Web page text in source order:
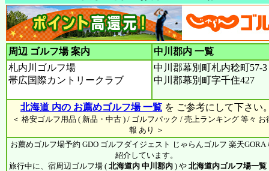
周辺 ゴルフ場 案内 中川郡内 一覧
札内川ゴルフ場
帯広国際カントリークラブ
中川郡幕別町札内稔町57-3
中川郡幕別町字千住427
北海道 内の お薦めゴルフ場 一覧 を ご参考にして下さい
＜ 格安ゴルフ用品 ( 新品・中古 ) / ゴルフパック / 売上ランキング 等々 お
報 あり ＞
お薦めゴルフ場予約 GDO ゴルフダイジェスト じゃらんゴルフ 楽天GORA
紹介しています。
旅行中に、宿周辺ゴルフ場 ( 北海道内 中川郡内 ) や 北海道内ゴルフ場一覧